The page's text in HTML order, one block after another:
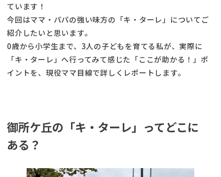
ています！
今回はママ・パパの強い味方の「キ・ターレ」についてご
紹介したいと思います。
0歳から小学生まで、3人の子どもを育てる私が、実際に
「キ・ターレ」へ行ってみて感じた「ここが助かる！」ポ
イントを、現役ママ目線で詳しくレポートします。
御所ケ丘の「キ・ターレ」ってどこに
ある？